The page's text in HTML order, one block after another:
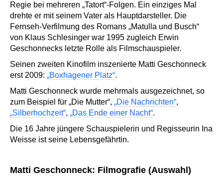
Regie bei mehreren „Tatort“-Folgen. Ein einziges Mal
drehte er mit seinem Vater als Hauptdarsteller. Die
Fernseh-Verfilmung des Romans „Matulla und Busch“
von Klaus Schlesinger war 1995 zugleich Erwin
Geschonnecks letzte Rolle als Filmschauspieler.
Seinen zweiten Kinofilm inszenierte Matti Geschonneck
erst 2009: „Boxhagener Platz“.
Matti Geschonneck wurde mehrmals ausgezeichnet, so
zum Beispiel für „Die Mutter“, „Die Nachrichten“,
„Silberhochzeit“, „Das Ende einer Nacht“.
Die 16 Jahre jüngere Schauspielerin und Regisseurin Ina
Weisse ist seine Lebensgefährtin.
Matti Geschonneck: Filmografie (Auswahl)